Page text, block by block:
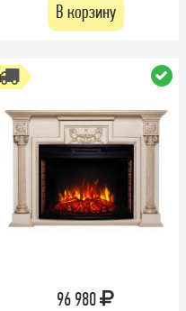
В корзину
96 980